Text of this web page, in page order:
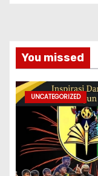
You missed
UNCATEGORIZED